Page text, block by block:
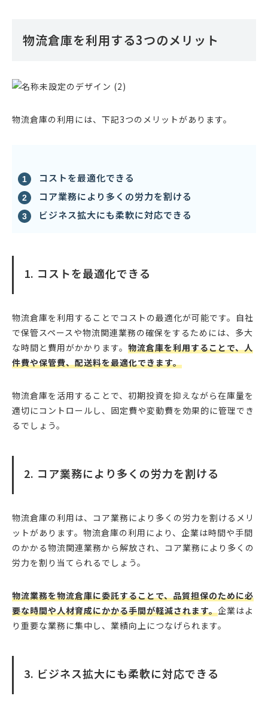
物流倉庫を利用する3つのメリット
物流倉庫の利用には、下記3つのメリットがあります。
コストを最適化できる
コア業務により多くの労力を割ける
ビジネス拡大にも柔軟に対応できる
1. コストを最適化できる
物流倉庫を利用することでコストの最適化が可能です。自社
で保管スペースや物流関連業務の確保をするためには、多大
な時間と費用がかかります。 物流倉庫を利用することで、人
件費や保管費、配送料を最適化できます。
物流倉庫を活用することで、初期投資を抑えながら在庫量を
適切にコントロールし、固定費や変動費を効果的に管理でき
るでしょう。
2. コア業務により多くの労力を割ける
物流倉庫の利用は、コア業務により多くの労力を割けるメリ
ットがあります。物流倉庫の利用により、企業は時間や手間
のかかる物流関連業務から解放され、コア業務により多くの
労力を割り当てられるでしょう。
物流業務を物流倉庫に委託することで、品質担保のために必
要な時間や人材育成にかかる手間が軽減されます。企業はよ
り重要な業務に集中し、業績向上につなげられます。
3. ビジネス拡大にも柔軟に対応できる